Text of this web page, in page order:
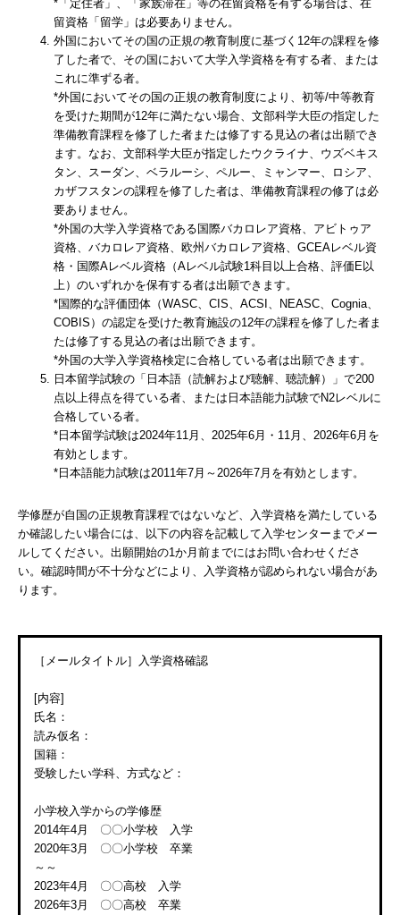
*「定住者」、「家族滞在」等の在留資格を有する場合は、在
留資格「留学」は必要ありません。
外国においてその国の正規の教育制度に基づく12年の課程を修
了した者で、その国において大学入学資格を有する者、または
これに準ずる者。
*外国においてその国の正規の教育制度により、初等/中等教育
を受けた期間が12年に満たない場合、文部科学大臣の指定した
準備教育課程を修了した者または修了する見込の者は出願でき
ます。なお、文部科学大臣が指定したウクライナ、ウズベキス
タン、スーダン、ベラルーシ、ペルー、ミャンマー、ロシア、
カザフスタンの課程を修了した者は、準備教育課程の修了は必
要ありません。
*外国の大学入学資格である国際バカロレア資格、アビトゥア
資格、バカロレア資格、欧州バカロレア資格、GCEAレベル資
格・国際Aレベル資格（Aレベル試験1科目以上合格、評価E以
上）のいずれかを保有する者は出願できます。
*国際的な評価団体（WASC、CIS、ACSI、NEASC、Cognia、
COBIS）の認定を受けた教育施設の12年の課程を修了した者ま
たは修了する見込の者は出願できます。
*外国の大学入学資格検定に合格している者は出願できます。
日本留学試験の「日本語（読解および聴解、聴読解）」で200
点以上得点を得ている者、または日本語能力試験でN2レベルに
合格している者。
*日本留学試験は2024年11月、2025年6月・11月、2026年6月を
有効とします。
*日本語能力試験は2011年7月～2026年7月を有効とします。
学修歴が自国の正規教育課程ではないなど、入学資格を満たしている
か確認したい場合には、以下の内容を記載して入学センターまでメー
ルしてください。出願開始の1か月前までにはお問い合わせくださ
い。確認時間が不十分などにより、入学資格が認められない場合があ
ります。
［メールタイトル］入学資格確認
[内容]
氏名：
読み仮名：
国籍：
受験したい学科、方式など：
小学校入学からの学修歴
2014年4月 〇〇小学校 入学
2020年3月 〇〇小学校 卒業
～～
2023年4月 〇〇高校 入学
2026年3月 〇〇高校 卒業